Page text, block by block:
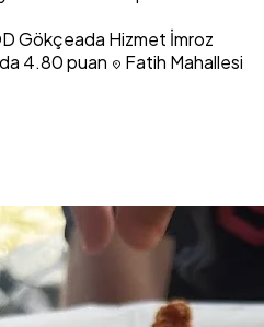
Gökçeada Hizmet İmroz
4.80 puan location_on Fatih Mahallesi